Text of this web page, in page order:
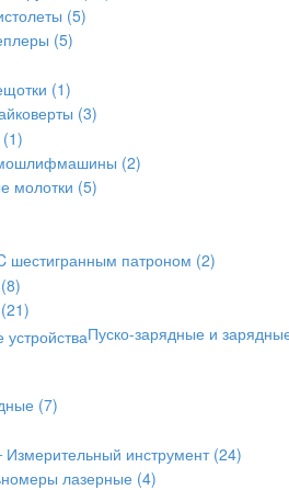
(5)
(5)
(1)
(3)
(1)
(2)
молотки (5)
шестигранным патроном (2)
(8)
(21)
Пуско-зарядные и
(7)
Измерительный инструмент (24)
лазерные (4)